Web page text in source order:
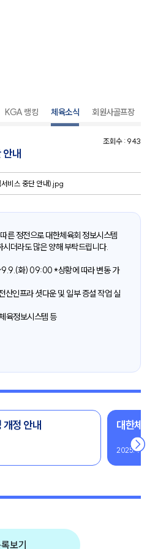
KGA 랭킹 체육소식 회원사골프장
조회수 : 943
내
비스 중단 안내).jpg
른 정전으로 대한체육회 정보시스템
더라도 많은 양해 부탁드립니다.
화) 09:00 *상황에 따라 변동 가
산인프라 셧다운 및 일부 증설 작업 실
육정보시스템 등
개정 안내 대한체
2025. 9.
보기